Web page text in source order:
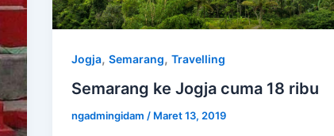
Jogja, Semarang, Travelling
Semarang ke Jogja cuma 18 ribu
ngadmingidam / Maret 13, 2019